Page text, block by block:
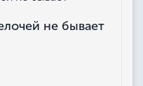
не бывает